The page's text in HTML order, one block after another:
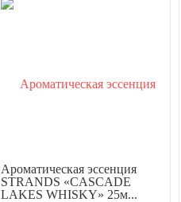
Ароматическая эссенция
STRANDS «CASCADE
LAKES WHISKY» 25м...